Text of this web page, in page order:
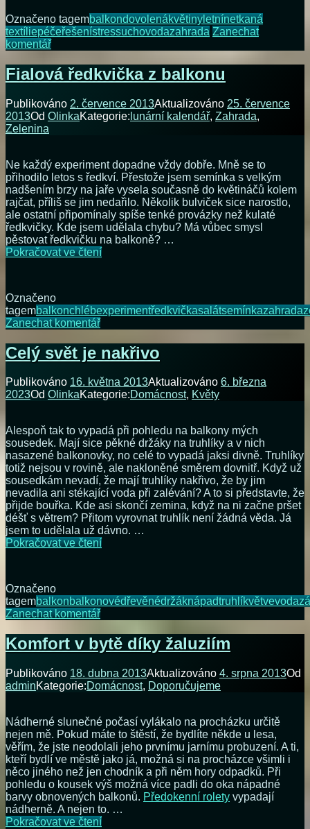
Označeno tagembalkondovolenákvětinyletnínetkaná
textíliepéčeřešenístressuchovodazahrada Zanechat
komentářna
dovolená.
Pro
radost,
no
pořádný
stres
Fialová ředkvička z balkonu
Publikováno 2. července 2013Aktualizováno 25. července
2013Od OlinkaKategorie: lunární kalendář, Zahrada,
Zelenina
Ne každý experiment dopadne vždy dobře. Mně se to
přihodilo letos s ředkví. Přestože jsem semínka s velkým
nadšením brzy na jaře vysela současně do květináčů kolem
rajčat, příliš se jim nedařilo. Několik bulviček sice narostlo,
ale ostatní připomínaly spíše tenké provázky než kulaté
ředkvičky. Kde jsem udělala chybu? Má vůbec smysl
pěstovat ředkvičku na balkoně? …
Pokračovat ve čteníFialová
Označeno
tagembalkonchlébexperimentředkvičkasalátsemínkazahrada
Zanechat komentářna
ředkvička
z
Celý svět je nakřivo
Publikováno 16. května 2013Aktualizováno 6. března
2023Od OlinkaKategorie:Domácnost, Květy
Alespoň tak to vypadá při pohledu na balkony mých
sousedek. Mají sice pěkné držáky na truhlíky a v nich
nasazené balkonovky, no celé to vypadá jaksi divně. Truhlíky
totiž nejsou v rovině, ale nakloněné směrem dovnitř. Když už
sousedkám nevadí, že mají truhlíky nakřivo, že by jim
nevadila ani stékající voda při zalévání? A to si představte, že
přijde bouřka. Kde asi skončí zemina, když na ni začne pršet
déšť s větrem? Přitom vyrovnat truhlík není žádná věda. Já
jsem to udělala už dávno. …
Pokračovat ve čteníCelý
Označeno
tagembalkonbalkonovédřevěnédržáknápadtruhlíkvětvevoda
Zanechat komentářna
svět
je
Komfort v bytě díky žaluziím
Publikováno 18. dubna 2013Aktualizováno 4. srpna 2013Od
adminKategorie:Domácnost, Doporučujeme
Nádherné slunečné počasí vylákalo na procházku určitě
nejen mě. Pokud máte to štěstí, že bydlíte někde u lesa,
věřím, že jste neodolali jeho prvnímu jarnímu probuzení. A ti,
kteří bydlí ve městě jako já, možná si na procházce všimli i
něco jiného než jen chodník a při něm hory odpadků. Při
pohledu o kousek výš možná více padli do oka nápadné
barvy obnovených balkonů. Předokenní rolety vypadají
nádherně. A nejen to. …
Pokračovat ve čteníKomfort